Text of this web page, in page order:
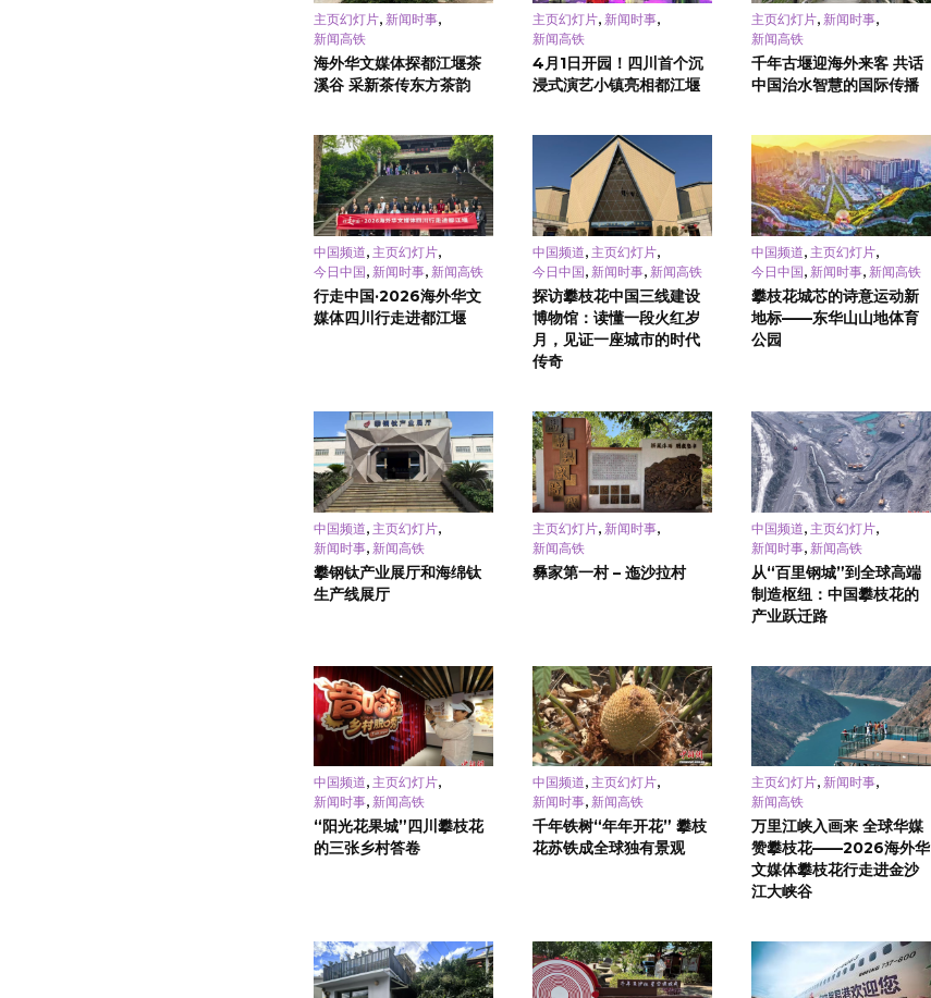
主页幻灯片, 新闻时事,
新闻高铁
海外华文媒体探都江堰茶
溪谷 采新茶传东方茶韵
主页幻灯片, 新闻时事,
新闻高铁
4月1日开园！四川首个沉
浸式演艺小镇亮相都江堰
主页幻灯片, 新闻时事,
新闻高铁
千年古堰迎海外来客 共话
中国治水智慧的国际传播
中国频道, 主页幻灯片,
今日中国, 新闻时事, 新闻高铁
行走中国·2026海外华文
媒体四川行走进都江堰
中国频道, 主页幻灯片,
今日中国, 新闻时事, 新闻高铁
探访攀枝花中国三线建设
博物馆：读懂一段火红岁
月，见证一座城市的时代
传奇
中国频道, 主页幻灯片,
今日中国, 新闻时事, 新闻高铁
攀枝花城芯的诗意运动新
地标——东华山山地体育
公园
中国频道 主页幻灯片
新闻时事 新闻高铁
攀钢钛产业展厅和海绵钛
生产线展厅
主页幻灯片 新闻时事
新闻高铁
彝家第一村 – 迤沙拉村
中国频道 主页幻灯片
新闻时事 新闻高铁
从“百里钢城”到全球高端
制造枢纽：中国攀枝花的
产业跃迁路
中国频道, 主页幻灯片,
新闻时事, 新闻高铁
“阳光花果城”四川攀枝花
的三张乡村答卷
中国频道, 主页幻灯片,
新闻时事, 新闻高铁
千年铁树“年年开花” 攀枝
花苏铁成全球独有景观
主页幻灯片, 新闻时事,
新闻高铁
万里江峡入画来 全球华媒
赞攀枝花——2026海外华
文媒体攀枝花行走进金沙
江大峡谷